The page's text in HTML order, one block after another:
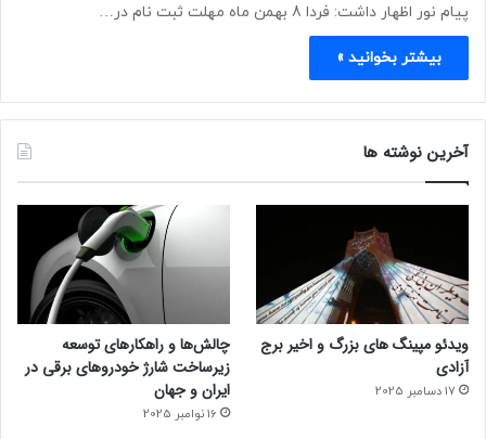
پیام نور اظهار داشت: فردا 8 بهمن ماه مهلت ثبت نام در…
بیشتر بخوانید »
آخرین نوشته ها
ویدئو مپینگ های بزرگ و اخیر برج
آزادی
17 دسامبر 2025
چالش‌ها و راهکارهای توسعه
زیرساخت شارژ خودروهای برقی در
ایران و جهان
16 نوامبر 2025